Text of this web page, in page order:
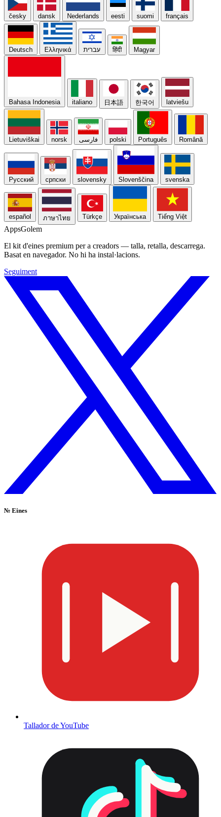
česky dansk Nederlands eesti suomi français
Deutsch Ελληνικά עברית हिंदी Magyar
Bahasa Indonesia italiano 日本語 한국어 latviešu
Lietuviškai norsk فارسی polski Português Română
Русский српски slovensky Slovenščina svenska
español ภาษาไทย Türkçe Українська Tiếng Việt
AppsGolem
El kit d'eines premium per a creadors — talla, retalla, descarrega.
Basat en navegador. No hi ha instal·lacions.
Seguiment
№ Eines
Tallador de YouTube